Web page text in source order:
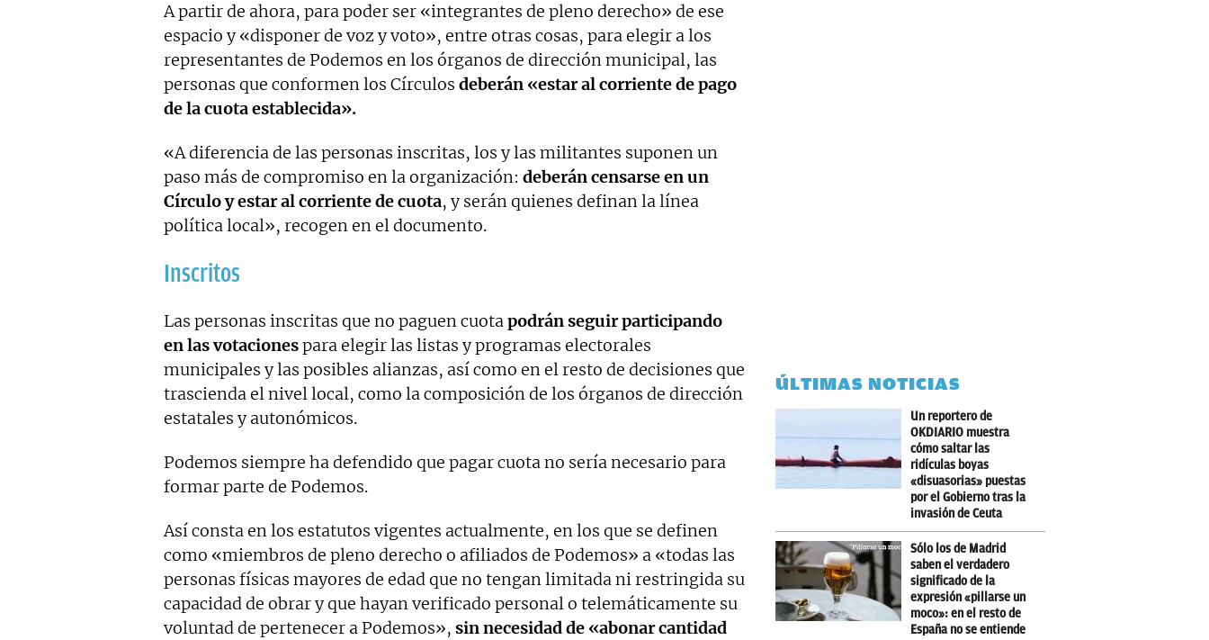
A partir de ahora, para poder ser «integrantes de pleno derecho» de ese
espacio y «disponer de voz y voto», entre otras cosas, para elegir a los
representantes de Podemos en los órganos de dirección municipal, las
personas que conformen los Círculos deberán «estar al corriente de pago
de la cuota establecida».
«A diferencia de las personas inscritas, los y las militantes suponen un
paso más de compromiso en la organización: deberán censarse en un
Círculo y estar al corriente de cuota, y serán quienes definan la línea
política local», recogen en el documento.
Inscritos
Las personas inscritas que no paguen cuotapodrán seguir participando
en las votacionespara elegir las listas y programas electorales
municipales y las posibles alianzas, así como en el resto de decisiones que
trascienda el nivel local, como la composición de los órganos de dirección
estatales y autonómicos.
Podemos siempre ha defendido que pagar cuota no sería necesario para
formar parte de Podemos.
Así consta en los estatutos vigentes actualmente, en los que se definen
como «miembros de pleno derecho o afiliados de Podemos» a «todas las
personas físicas mayores de edad que no tengan limitada ni restringida su
capacidad de obrar y que hayan verificado personal o telemáticamente su
voluntad de pertenecer a Podemos», sin necesidad de «abonar cantidad
ÚLTIMAS NOTICIAS
Un reportero de
OKDIARIO muestra
cómo saltar las
ridículas boyas
«disuasorias» puestas
por el Gobierno tras la
invasión de Ceuta
Sólo los de Madrid
saben el verdadero
significado de la
expresión «pillarse un
moco»: en el resto de
España no se entiende